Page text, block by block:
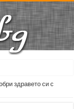
е и сила, и
здравето си с